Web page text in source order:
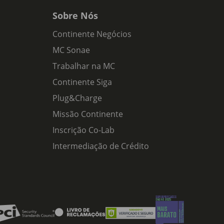
Sobre Nós
Continente Negócios
MC Sonae
Trabalhar na MC
Continente Siga
Plug&Charge
Missão Continente
Inscrição Co-Lab
Intermediação de Crédito